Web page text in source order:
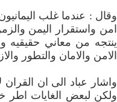
وقال : عندما غلب
امن واستقرار اليمن
ينتجه من معاني حقيقيه
الامن والامان والتطور
واشار عباد الى ان
ولكن لبعض الغايات اطر